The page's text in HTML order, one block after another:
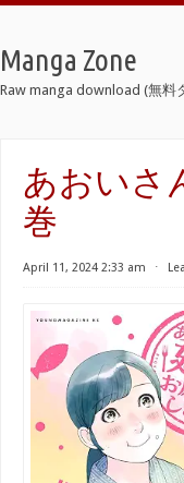
Manga Zone
Raw manga download (無料
あおいさ
巻
April 11, 2024 2:33 am ⋅